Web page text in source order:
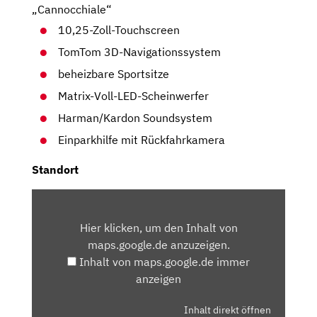
„Cannocchiale“
10,25-Zoll-Touchscreen
TomTom 3D-Navigationssystem
beheizbare Sportsitze
Matrix-Voll-LED-Scheinwerfer
Harman/Kardon Soundsystem
Einparkhilfe mit Rückfahrkamera
Standort
MAPS.GOOGLE.DEHier klicken, um den Inhalt von
maps.google.de anzuzeigen.
Inhalt von maps.google.de immer
anzeigen
Inhalt direkt öffnen